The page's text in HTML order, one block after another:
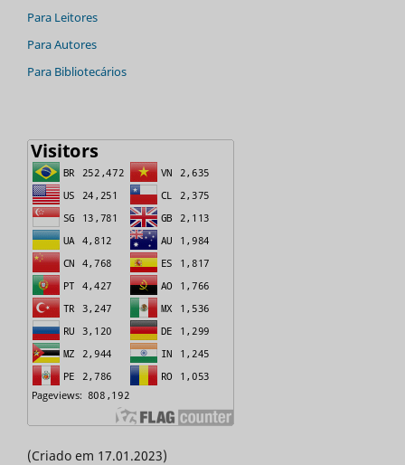
Para Leitores
Para Autores
Para Bibliotecários
(Criado em 17.01.2023)